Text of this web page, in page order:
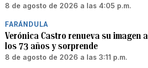
8 de agosto de 2026 a las 4:05 p.m.
FARÁNDULA
Verónica Castro renueva su imagen a
los 73 años y sorprende
8 de agosto de 2026 a las 3:11 p.m.